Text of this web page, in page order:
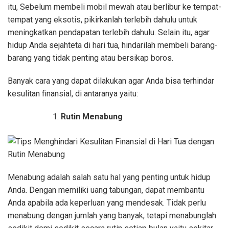
itu, Sebelum membeli mobil mewah atau berlibur ke tempat-
tempat yang eksotis, pikirkanlah terlebih dahulu untuk
meningkatkan pendapatan terlebih dahulu. Selain itu, agar
hidup Anda sejahteta di hari tua, hindarilah membeli barang-
barang yang tidak penting atau bersikap boros.
Banyak cara yang dapat dilakukan agar Anda bisa terhindar
kesulitan finansial, di antaranya yaitu:
Rutin Menabung
Menabung adalah salah satu hal yang penting untuk hidup
Anda. Dengan memiliki uang tabungan, dapat membantu
Anda apabila ada keperluan yang mendesak. Tidak perlu
menabung dengan jumlah yang banyak, tetapi menabunglah